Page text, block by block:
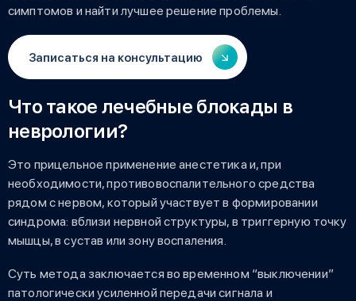
симптомов и найти лучшее решение проблемы.
Записаться на консультацию
Что такое лечебные блокады в
неврологии?
Это прицельное применение анестетика и, при
необходимости, противовоспалительного средства
рядом с нервом, который участвует в формировании
синдрома: вблизи нервной структуры, в триггерную точку
мышцы, в сустав или зону воспаления.
Суть метода заключается во временном “выключении”
патологически усиленной передачи сигнала и